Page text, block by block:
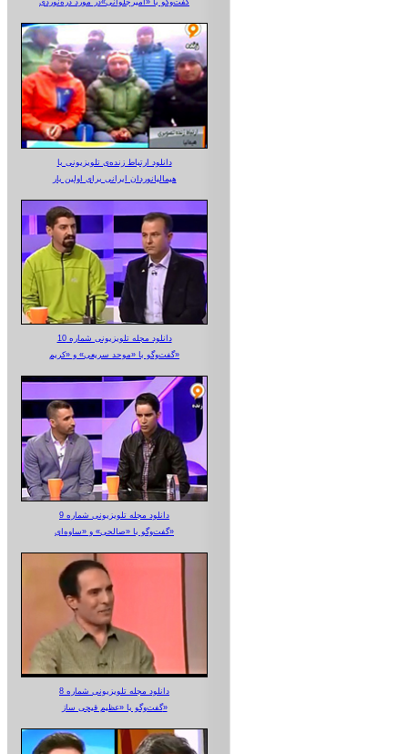
دانلود ارتباط زنده‌ی تلویزیونی‌ با
هیمالیانوردان ایرانی برای اولین بار
دانلود مجله تلویزیونی شماره 10
گفت‌وگو با «موحد سریعی» و «کریم»
دانلود مجله تلویزیونی شماره 9
گفت‌وگو با «صالحی» و «ساوه‌ای»
دانلود مجله تلویزیونی شماره 8
گفت‌وگو با «عظیم قیچی ساز»